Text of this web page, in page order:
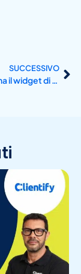
SUCCESSIVO
Come funziona il widget di WhatsApp?